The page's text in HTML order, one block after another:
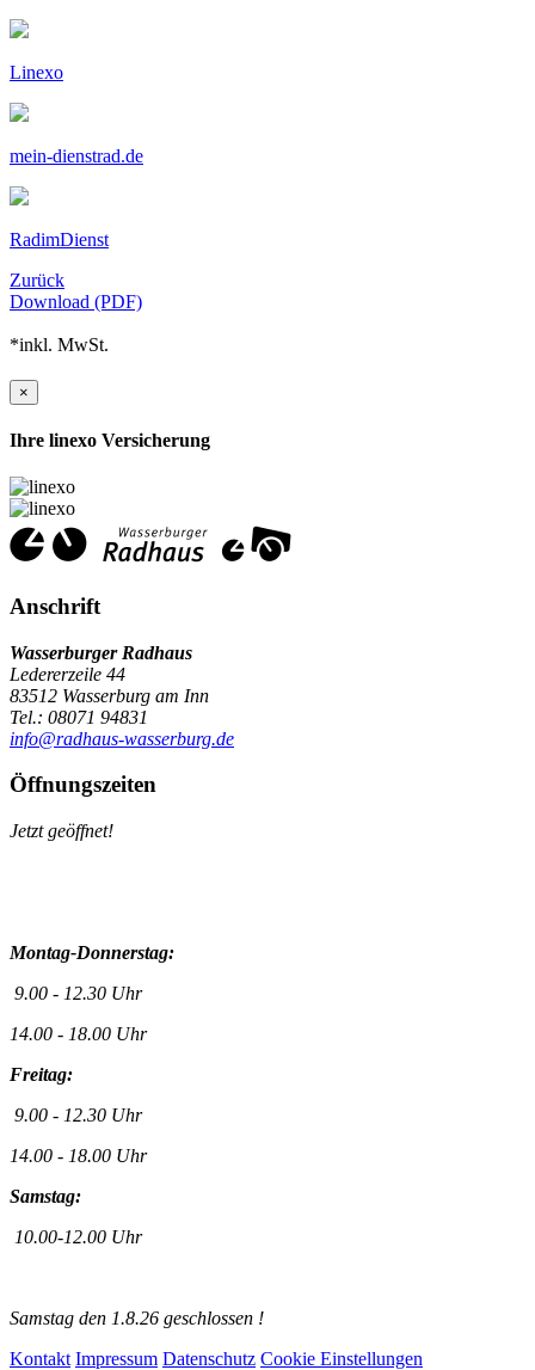
Linexo
mein-dienstrad.de
RadimDienst
Zurück
Download (PDF)
*inkl. MwSt.
×
Ihre linexo Versicherung
Anschrift
Wasserburger Radhaus
Ledererzeile 44
83512 Wasserburg am Inn
Tel.: 08071 94831
info@radhaus-wasserburg.de
Öffnungszeiten
Jetzt geöffnet!
Montag-Donnerstag:
9.00 - 12.30 Uhr
14.00 - 18.00 Uhr
Freitag:
9.00 - 12.30 Uhr
14.00 - 18.00 Uhr
Samstag:
10.00-12.00 Uhr
Samstag den 1.8.26 geschlossen !
Kontakt Impressum Datenschutz Cookie Einstellungen